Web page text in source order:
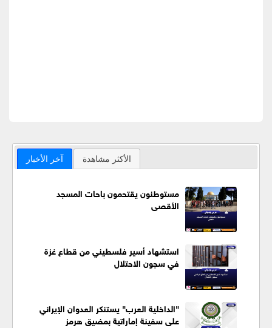
آخر الأخبار الأكثر مشاهدة
مستوطنون يقتحمون باحات المسجد
الأقصى
استشهاد أسير فلسطيني من قطاع غزة
في سجون الاحتلال
"الداخلية العرب" يستنكر العدوان الإيراني
على سفينة إماراتية بمضيق هرمز